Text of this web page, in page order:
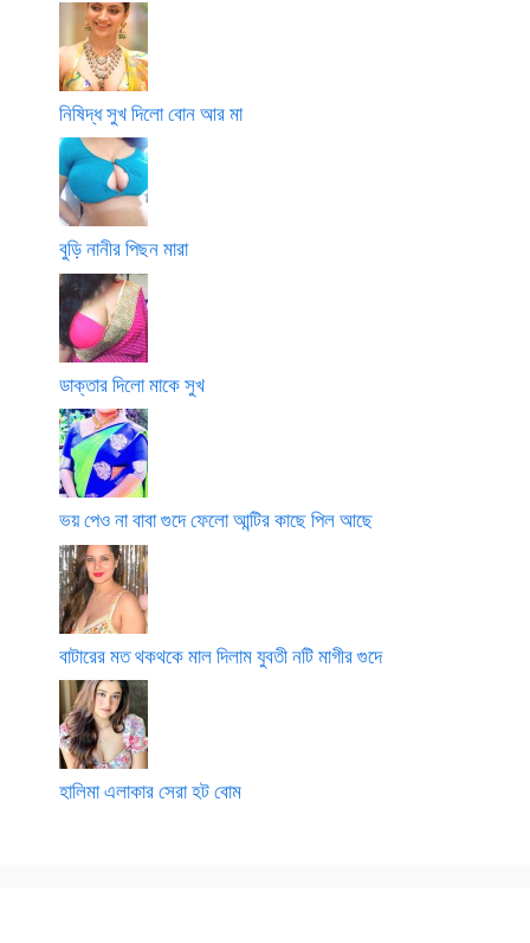
নিষিদ্ধ সুখ দিলো বোন আর মা
বুড়ি নানীর পিছন মারা
ডাক্তার দিলো মাকে সুখ
ভয় পেও না বাবা গুদে ফেলো আন্টির কাছে পিল আছে
বাটারের মত থকথকে মাল দিলাম যুবতী নটি মাগীর গুদে
হালিমা এলাকার সেরা হট বোম